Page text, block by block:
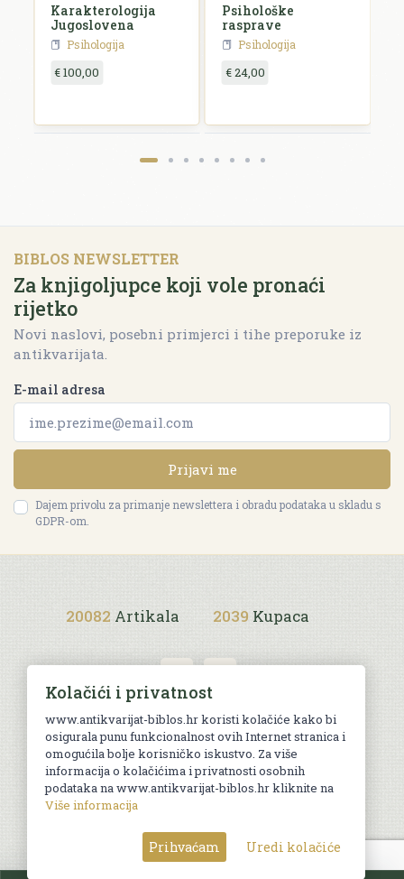
Karakterologija
Jugoslovena
Psihologija
€ 100,00
Psihološke
rasprave
Psihologija
€ 24,00
BIBLOS NEWSLETTER
Za knjigoljupce koji vole pronaći
rijetko
Novi naslovi, posebni primjerci i tihe preporuke iz
antikvarijata.
E-mail adresa
Prijavi me
Dajem privolu za primanje newslettera i obradu podataka u skladu s
GDPR-om.
20082 Artikala 2039 Kupaca
Uvjeti kupnje
© Sva prava pridržana. Web by
Kolačići i privatnost
www.antikvarijat-biblos.hr koristi kolačiće kako bi
osigurala punu funkcionalnost ovih Internet stranica i
omogućila bolje korisničko iskustvo. Za više
informacija o kolačićima i privatnosti osobnih
podataka na www.antikvarijat-biblos.hr kliknite na
Više informacija
Prihvaćam Uredi kolačiće